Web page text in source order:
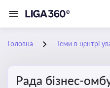
Головна Теми в центрі
Рада бізнес-